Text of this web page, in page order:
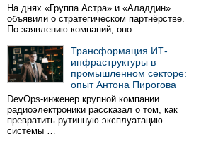
На днях «Группа Астра» и «Аладдин»
объявили о стратегическом партнёрстве.
По заявлению компаний, оно …
Трансформация ИТ-
инфраструктуры в
промышленном секторе:
опыт Антона Пирогова
DevOps-инженер крупной компании
радиоэлектроники рассказал о том, как
превратить рутинную эксплуатацию
системы …